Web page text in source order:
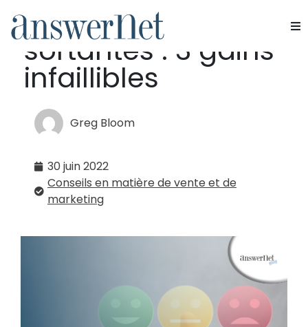
Services
Ressources
Études de marché
sortantes : 3 gains
infaillibles
Greg Bloom
30 juin 2022
Conseils en matière de vente et de
marketing